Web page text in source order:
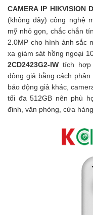
CAMERA IP HIKVISION
(không dây) công nghệ
mỹ nhỏ gọn, chắc chắn
2.0MP cho hình ảnh sắc
xa giám sát hồng ngoại
2CD2423G2-IW tích
động giả bằng cách
báo động giả khác,
tối đa 512GB nên phù
đinh, văn phòng, cửa